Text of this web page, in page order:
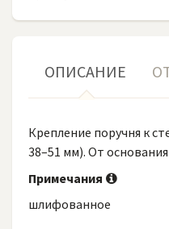
ОПИСАНИЕ
Крепление поручня к
38–51 мм). От
Примечания
шлифованное